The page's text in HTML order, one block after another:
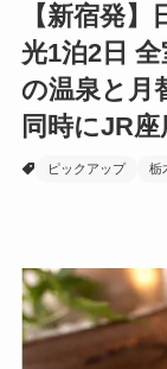
【新宿発
光1泊2日
の温泉と月
同時にJR座
ピックアップ 栃